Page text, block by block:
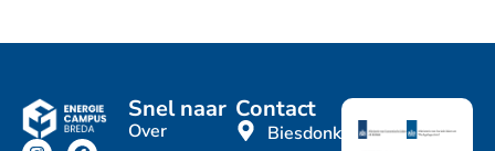
Snel naar
Over
Contact
Biesdonkweg